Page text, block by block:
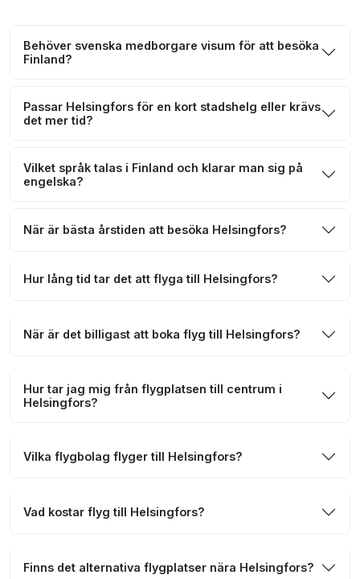
Behöver svenska medborgare visum för att besöka
Finland?
Passar Helsingfors för en kort stadshelg eller krävs
det mer tid?
Vilket språk talas i Finland och klarar man sig på
engelska?
När är bästa årstiden att besöka Helsingfors?
Hur lång tid tar det att flyga till Helsingfors?
När är det billigast att boka flyg till Helsingfors?
Hur tar jag mig från flygplatsen till centrum i
Helsingfors?
Vilka flygbolag flyger till Helsingfors?
Vad kostar flyg till Helsingfors?
Finns det alternativa flygplatser nära Helsingfors?